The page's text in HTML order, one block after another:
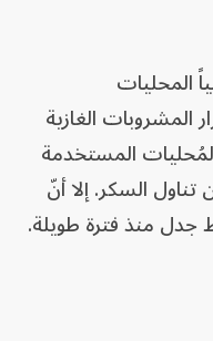
المحليات
الغازية
المستخدمة
تناول السكر. إلا أنّ
منذ فترة طويلة.